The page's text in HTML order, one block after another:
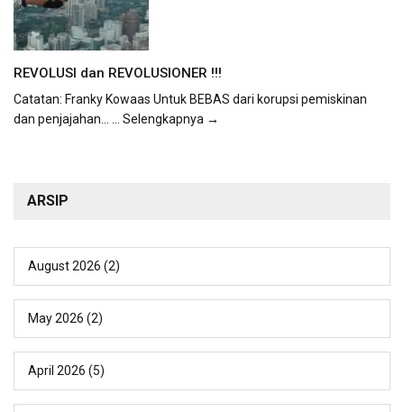
REVOLUSI dan REVOLUSIONER !!!
Catatan: Franky Kowaas Untuk BEBAS dari korupsi pemiskinan
dan penjajahan... ... Selengkapnya →
ARSIP
August 2026 (2)
May 2026 (2)
April 2026 (5)